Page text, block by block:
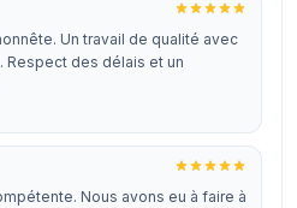
Un travail de qualité avec
Respect des délais et un
Nous avons eu à faire à